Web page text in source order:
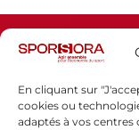
En cliquant sur
cookies ou
adaptés à vos